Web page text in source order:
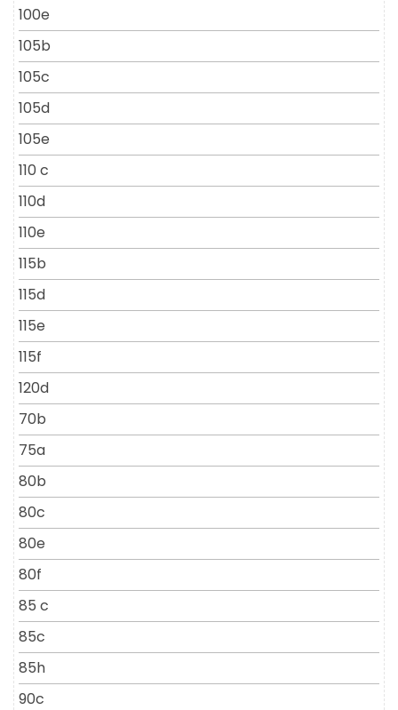
100e
105b
105c
105d
105e
110 c
110d
110e
115b
115d
115e
115f
120d
70b
75a
80b
80c
80e
80f
85 c
85c
85h
90c